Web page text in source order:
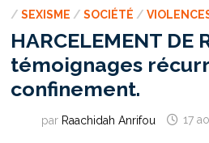
/ SEXISME / SOCIÉTÉ /
HARCELEMENT DE
témoignages
confinement.
par Raachidah Anrifou 17